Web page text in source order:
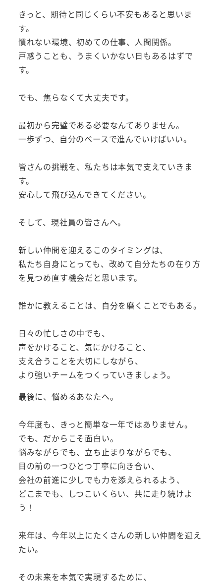
きっと、期待と同じくらい不安もあると思いま
す。
慣れない環境、初めての仕事、人間関係。
戸惑うことも、うまくいかない日もあるはずで
す。
でも、焦らなくて大丈夫です。
最初から完璧である必要なんてありません。
一歩ずつ、自分のペースで進んでいけばいい。
皆さんの挑戦を、私たちは本気で支えていきま
す。
安心して飛び込んできてください。
そして、現社員の皆さんへ。
新しい仲間を迎えるこのタイミングは、
私たち自身にとっても、改めて自分たちの在り方
を見つめ直す機会だと思います。
誰かに教えることは、自分を磨くことでもある。
日々の忙しさの中でも、
声をかけること、気にかけること、
支え合うことを大切にしながら、
より強いチームをつくっていきましょう。
最後に、悩めるあなたへ。
今年度も、きっと簡単な一年ではありません。
でも、だからこそ面白い。
悩みながらでも、立ち止まりながらでも、
目の前の一つひとつ丁寧に向き合い、
会社の前進に少しでも力を添えられるよう、
どこまでも、しつこいくらい、共に走り続けよ
う！
来年は、今年以上にたくさんの新しい仲間を迎え
たい。
その未来を本気で実現するために、